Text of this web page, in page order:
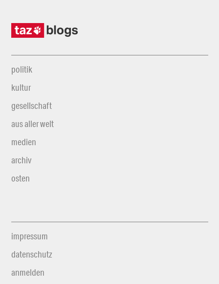
politik
kultur
gesellschaft
aus aller welt
medien
archiv
osten
impressum
datenschutz
anmelden